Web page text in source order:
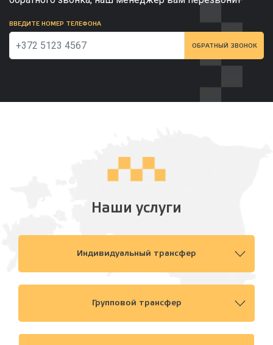
ВВЕДИТЕ НОМЕР ТЕЛЕФОНА
ОБРАТНЫЙ ЗВОНОК
Наши услуги
Индивидуальный трансфер
Групповой трансфер